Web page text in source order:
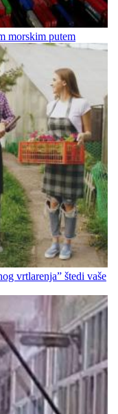
morskim putem
vrtlarenja” štedi vaše